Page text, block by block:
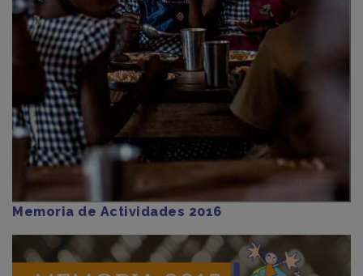
Memoria de Actividades 2016